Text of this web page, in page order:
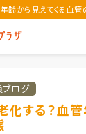
齢から見えてくる血管
ログ
化する？血